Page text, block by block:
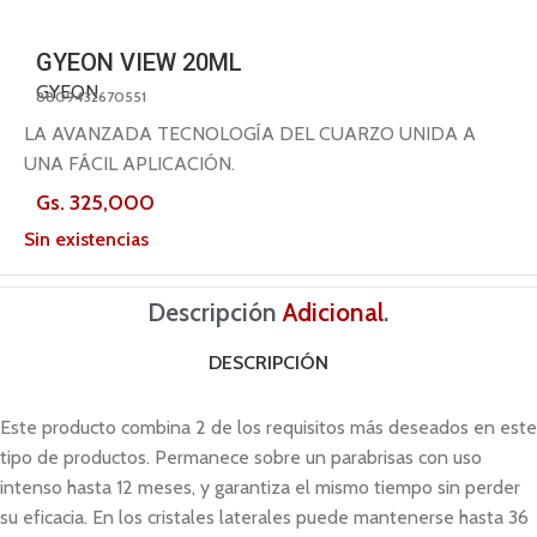
GYEON VIEW 20ML
GYEON
8809432670551
LA AVANZADA TECNOLOGÍA DEL CUARZO UNIDA A
UNA FÁCIL APLICACIÓN.
Gs. 325,000
Sin existencias
DescripciónAdicional.
DESCRIPCIÓN
Este producto combina 2 de los requisitos más deseados en este
tipo de productos. Permanece sobre un parabrisas con uso
intenso hasta 12 meses, y garantiza el mismo tiempo sin perder
su eficacia. En los cristales laterales puede mantenerse hasta 36